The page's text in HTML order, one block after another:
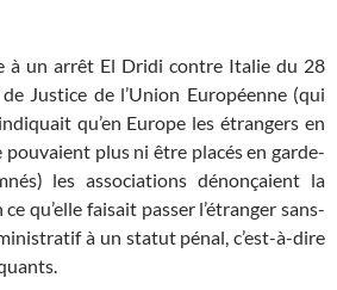
à un arrêt El Dridi contre Italie du 28
Justice de l’Union Européenne (qui
qu’en Europe les étrangers en
plus ni être placés en garde-
les associations dénonçaient la
qu’elle faisait passer l’étranger sans-
à un statut pénal, c’est-à-dire